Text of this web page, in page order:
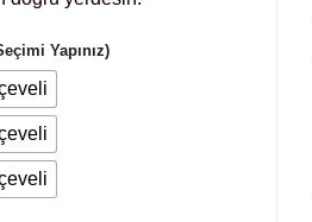
Yapınız)